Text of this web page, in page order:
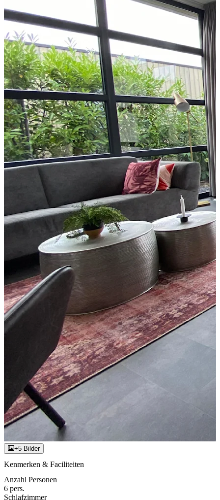
+5 Bilder
Kenmerken & Faciliteiten
Anzahl Personen
6 pers.
Schlafzimmer